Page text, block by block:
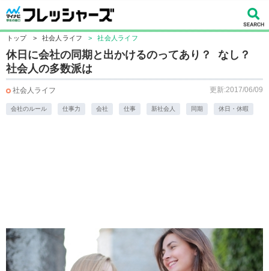
トップ > 社会人ライフ > 社会人ライフ
休日に会社の同期と出かけるのってあり？ なし？
社会人の多数派は
社会人ライフ 更新:2017/06/09
会社のルール 仕事力 会社 仕事 新社会人 同期 休日・休暇